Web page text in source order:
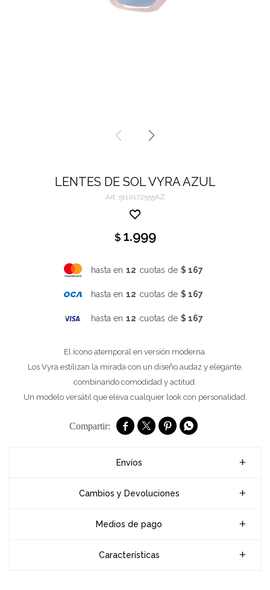
LENTES DE SOL VYRA AZUL
5110172555AZ
$ 1.999
hasta en 12 cuotas de $ 167
hasta en 12 cuotas de $ 167
hasta en 12 cuotas de $ 167
El ícono atemporal en versión moderna.
Los Vyra estilizan la mirada con un diseño audaz y elegante,
combinando comodidad y actitud.
Un modelo versátil que eleva cualquier look con personalidad.
   
Envíos
Cambios y Devoluciones
Medios de pago
Características